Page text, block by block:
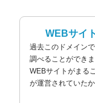
WEBサイ
過去このドメイン
調べることができ
WEBサイトがまる
が運営されていた